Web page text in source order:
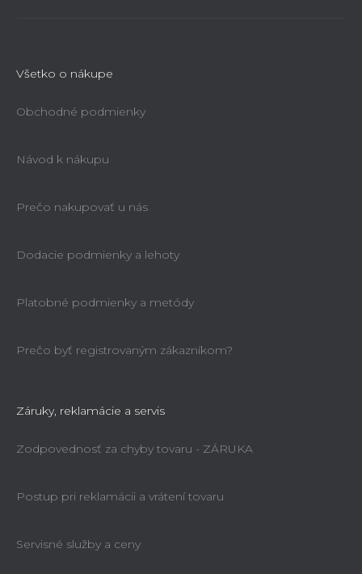
Všetko o nákupe
Obchodné podmienky
Návod k nákupu
Prečo nakupovať u nás
Dodacie podmienky a lehoty
Platobné podmienky a metódy
Prečo byť registrovaným zákazníkom?
Záruky, reklamácie a servis
Zodpovednosť za chyby tovaru - ZÁRUKA
Postup pri reklamácii a vrátení tovaru
Servisné služby a ceny